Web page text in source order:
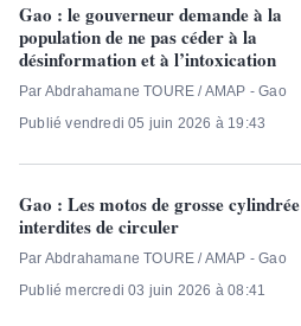
Gao : le gouverneur demande à la
population de ne pas céder à la
désinformation et à l’intoxication
Par Abdrahamane TOURE / AMAP - Gao
Publié vendredi 05 juin 2026 à 19:43
Gao : Les motos de grosse cylindrée
interdites de circuler
Par Abdrahamane TOURE / AMAP - Gao
Publié mercredi 03 juin 2026 à 08:41